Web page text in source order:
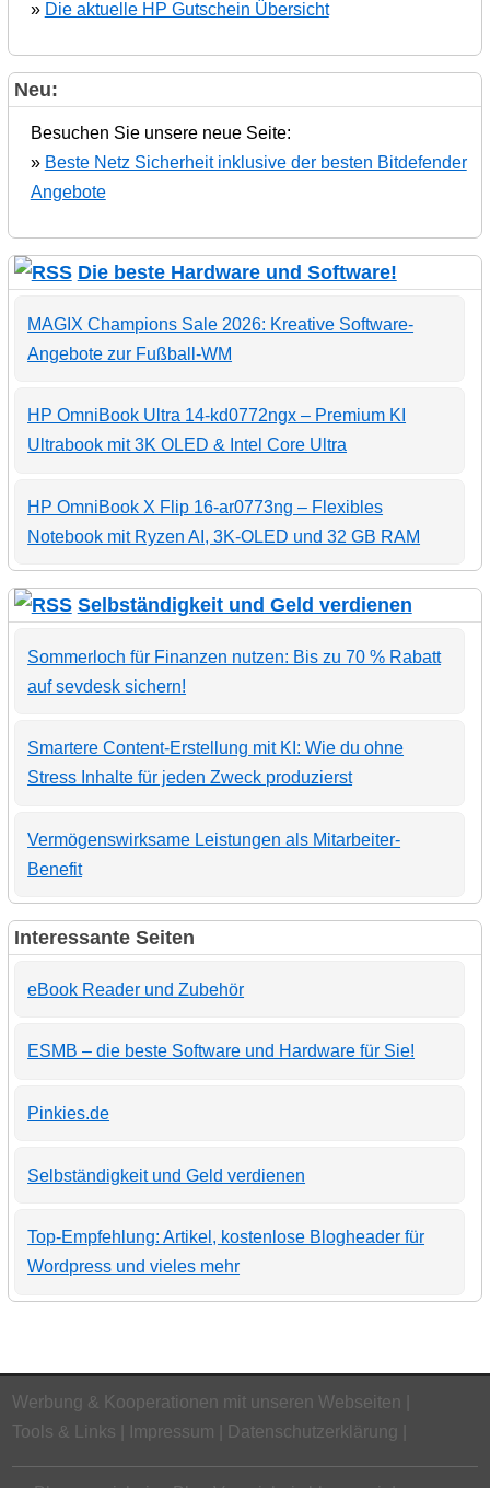
» Die aktuelle HP Gutschein Übersicht
Neu:
Besuchen Sie unsere neue Seite:
» Beste Netz Sicherheit inklusive der besten Bitdefender
Angebote
Die beste Hardware und Software!
MAGIX Champions Sale 2026: Kreative Software-
Angebote zur Fußball-WM
HP OmniBook Ultra 14-kd0772ngx – Premium KI
Ultrabook mit 3K OLED & Intel Core Ultra
HP OmniBook X Flip 16-ar0773ng – Flexibles
Notebook mit Ryzen AI, 3K-OLED und 32 GB RAM
Selbständigkeit und Geld verdienen
Sommerloch für Finanzen nutzen: Bis zu 70 % Rabatt
auf sevdesk sichern!
Smartere Content-Erstellung mit KI: Wie du ohne
Stress Inhalte für jeden Zweck produzierst
Vermögenswirksame Leistungen als Mitarbeiter-
Benefit
Interessante Seiten
eBook Reader und Zubehör
ESMB – die beste Software und Hardware für Sie!
Pinkies.de
Selbständigkeit und Geld verdienen
Top-Empfehlung: Artikel, kostenlose Blogheader für
Wordpress und vieles mehr
Werbung & Kooperationen mit unseren Webseiten
Tools & Links
Impressum Datenschutzerklärung